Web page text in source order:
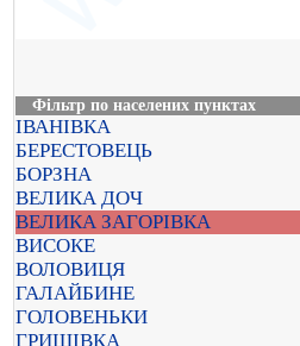
Фільтр по населених пунктах
ІВАНІВКА
БЕРЕСТОВЕЦЬ
БОРЗНА
ВЕЛИКА ДОЧ
ВЕЛИКА ЗАГОРІВКА
ВИСОКЕ
ВОЛОВИЦЯ
ГАЛАЙБИНЕ
ГОЛОВЕНЬКИ
ГРИШІВКА